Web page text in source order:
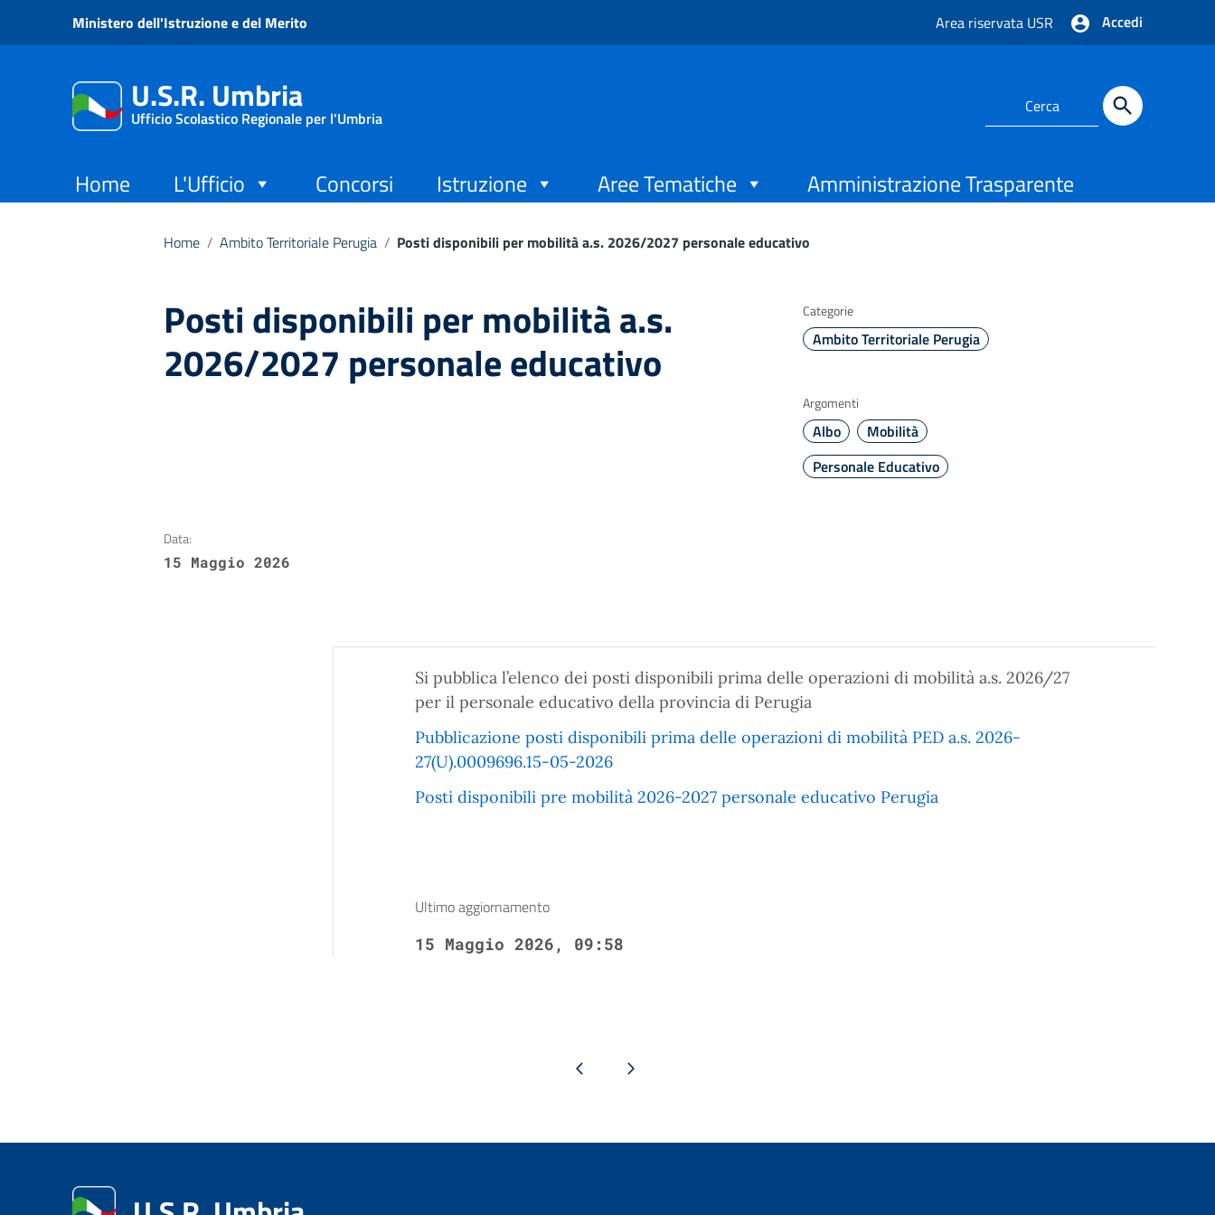
Vai ai contenuti
Vai al menu di navigazione
Ministero dell'Istruzione e del Merito Area riservata USR Accedi
U.S.R. Umbria
Ufficio Scolastico Regionale per l'Umbria
Home L'Ufficio Concorsi Istruzione Aree Tematiche Amministrazione Trasparente
Home / Ambito Territoriale Perugia / Posti disponibili per mobilità a.s. 2026/2027 personale educativo
Posti disponibili per mobilità a.s.
2026/2027 personale educativo
Categorie
Ambito Territoriale Perugia
Argomenti
Albo
Mobilità
Personale Educativo
Data:
15 Maggio 2026
Si pubblica l’elenco dei posti disponibili prima delle operazioni di mobilità a.s. 2026/27
per il personale educativo della provincia di Perugia
Pubblicazione posti disponibili prima delle operazioni di mobilità PED a.s. 2026-
27(U).0009696.15-05-2026
Posti disponibili pre mobilità 2026-2027 personale educativo Perugia
Ultimo aggiornamento
15 Maggio 2026, 09:58
Pagina precedentePagina successiva